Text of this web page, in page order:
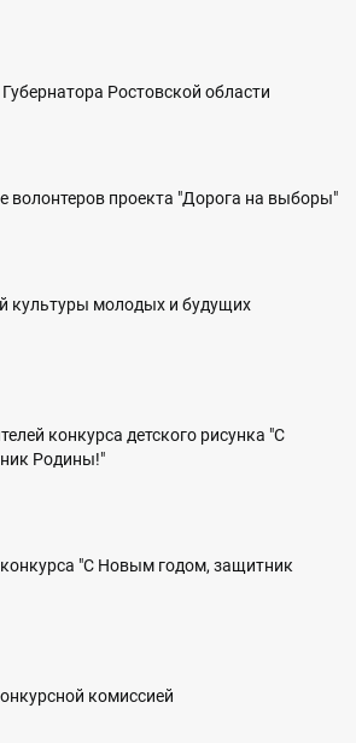
Ростовской области
волонтеров проекта "Дорога на выборы"
культуры молодых и будущих
конкурса детского рисунка "С
Родины!"
"С Новым годом, защитник
комиссией